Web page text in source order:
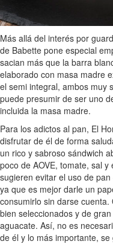
Más allá del interés por
de Babette pone especial
sacian más que la barra
elaborado con masa madre
el semi integral, ambos muy
puede presumir de ser uno
incluida la masa madre.
Para los adictos al pan, El
disfrutar de él de forma
un rico y sabroso sándwich
poco de AOVE, tomate, sal
sugieren evitar el uso de
ya que es mejor darle un
consumirlo sin darse
bien seleccionados y de
aguacate. Así, no es
de él y lo más importante, se